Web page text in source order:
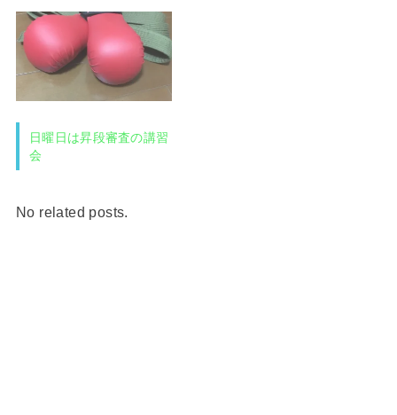
日曜日は昇段審査の講習
会
No related posts.